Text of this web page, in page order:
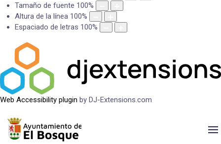
Tamaño de fuente 100%
Altura de la línea 100%
Espaciado de letras 100%
Web Accessibility plugin by DJ-Extensions.com